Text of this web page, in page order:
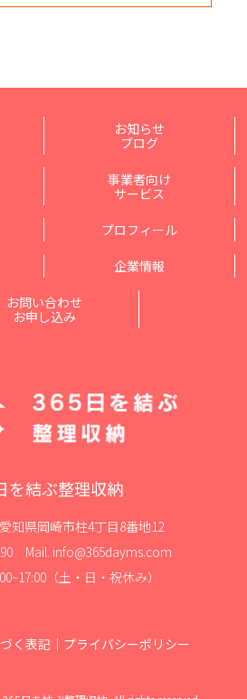
お知らせ
ブログ
事業者向け
サービス
プロフィール
企業情報
お問い合わせ
お申し込み
を結ぶ整理収納
知県岡崎市柱4丁目8番地12
Mail. info@365dayms.com
（土・日・祝休み）
く表記 ｜ プライバシーポリシー